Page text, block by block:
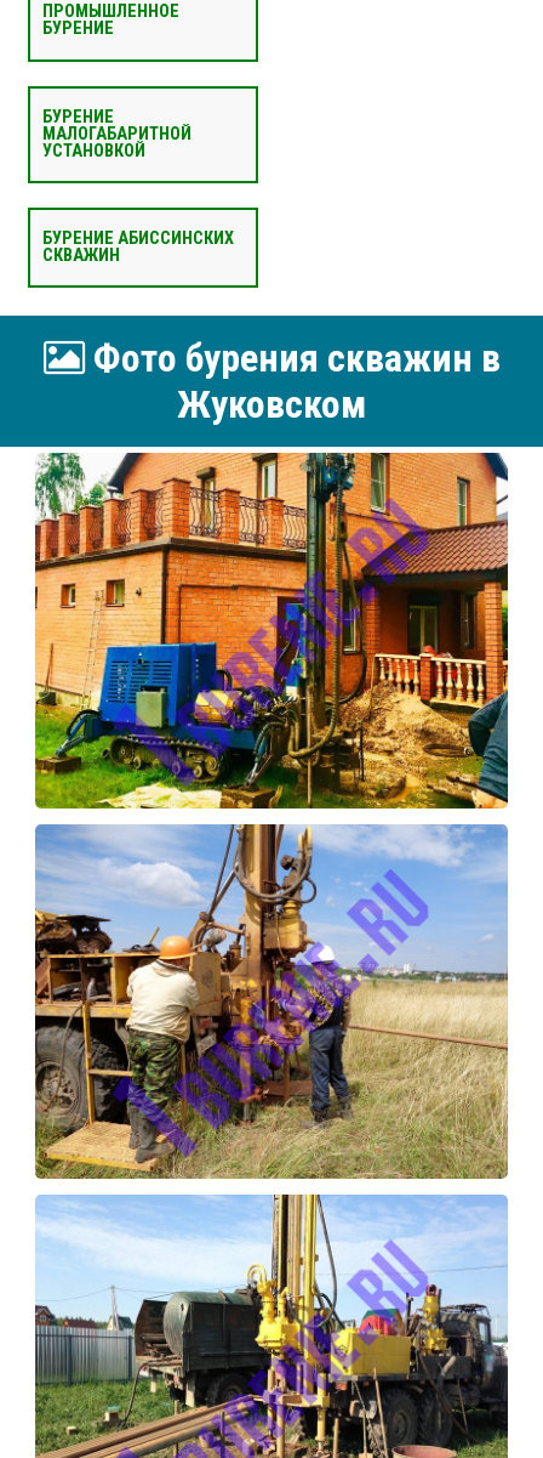
ПРОМЫШЛЕННОЕ
БУРЕНИЕ
БУРЕНИЕ
МАЛОГАБАРИТНОЙ
УСТАНОВКОЙ
БУРЕНИЕ АБИССИНСКИХ
СКВАЖИН
Фото бурения скважин в
Жуковском